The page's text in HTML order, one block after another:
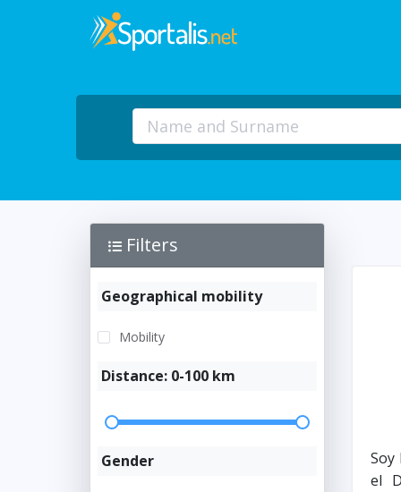
Filters
Geographical mobility
Mobility
Distance: 0-100 km
Gender
Soy
el